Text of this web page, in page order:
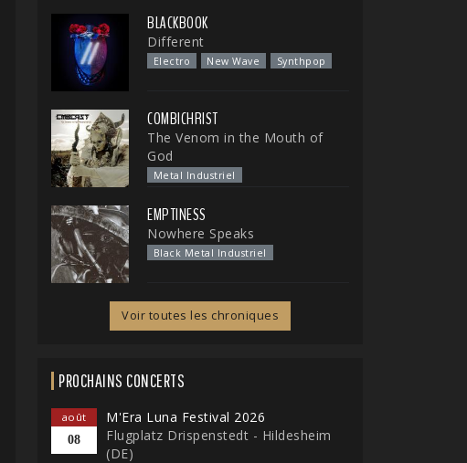
BLACKBOOK
Different
Electro New Wave Synthpop
COMBICHRIST
The Venom in the Mouth of
God
Metal Industriel
EMPTINESS
Nowhere Speaks
Black Metal Industriel
Voir toutes les chroniques
PROCHAINS CONCERTS
août
08
M'Era Luna Festival 2026
Flugplatz Drispenstedt - Hildesheim
(DE)